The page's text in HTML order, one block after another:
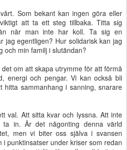
Som bekant kan ingen göra eller
att ta ett steg tillbaka. Titta sig
när man inte har koll. Ta sig en
jag egentligen? Hur solidarisk kan jag
och min familj i slutändan?
om att skapa utrymme för att förmå
energi och pengar. Vi kan också bli
hitta sammanhang i sanning, snarare
val. Att sitta kvar och lyssna. Att inte
in. Är det någonting denna värld
men vi biter oss själva i svansen
punktinsatser under kriser som redan